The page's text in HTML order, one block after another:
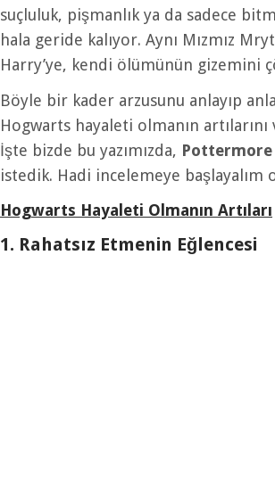
suçluluk, pişmanlık ya da sadece
hala geride kalıyor. Aynı Mızmız
Harry’ye, kendi ölümünün gizemini
Böyle bir kader arzusunu anlayıp
Hogwarts hayaleti olmanın
İşte bizde bu yazımızda, Pottermore
istedik. Hadi incelemeye başlayalım
Hogwarts Hayaleti Olmanın Artıları
1. Rahatsız Etmenin Eğlencesi